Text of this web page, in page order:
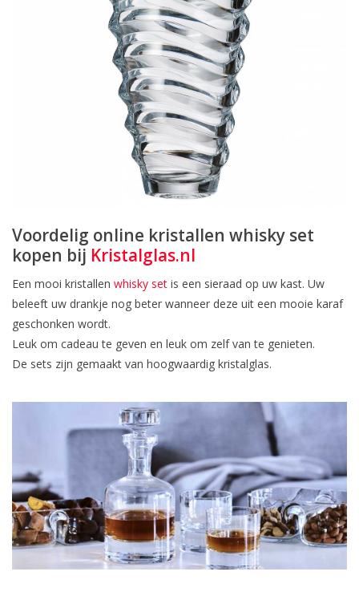
Voordelig online kristallen whisky set
kopen bij Kristalglas.nl
Een mooi kristallen whisky set is een sieraad op uw kast. Uw
beleeft uw drankje nog beter wanneer deze uit een mooie karaf
geschonken wordt.
Leuk om cadeau te geven en leuk om zelf van te genieten.
De sets zijn gemaakt van hoogwaardig kristalglas.